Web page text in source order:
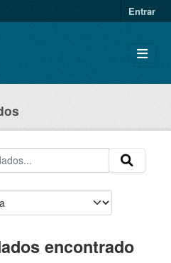
Entrar
encontrado